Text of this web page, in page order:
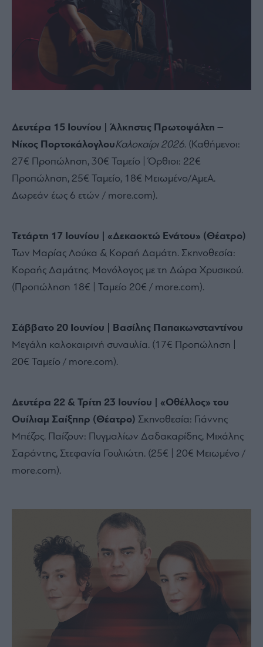
Δευτέρα 15 Ιουνίου | Άλκηστις Πρωτοψάλτη –
Νίκος ΠορτοκάλογλουΚαλοκαίρι 2026. (Καθήμενοι:
27€ Προπώληση, 30€ Ταμείο | Όρθιοι: 22€
Προπώληση, 25€ Ταμείο, 18€ Μειωμένο/ΑμεΑ.
Δωρεάν έως 6 ετών / more.com).
Τετάρτη 17 Ιουνίου | «Δεκαοκτώ Ενάτου» (Θέατρο)
Των Μαρίας Λούκα & Κοραή Δαμάτη. Σκηνοθεσία:
Κοραής Δαμάτης. Μονόλογος με τη Δώρα Χρυσικού.
(Προπώληση 18€ | Ταμείο 20€ / more.com).
Σάββατο 20 Ιουνίου | Βασίλης Παπακωνσταντίνου
Μεγάλη καλοκαιρινή συναυλία. (17€ Προπώληση |
20€ Ταμείο / more.com).
Δευτέρα 22 & Τρίτη 23 Ιουνίου | «Οθέλλος» του
Ουίλιαμ Σαίξπηρ (Θέατρο) Σκηνοθεσία: Γιάννης
Μπέζος. Παίζουν: Πυγμαλίων Δαδακαρίδης, Μιχάλης
Σαράντης, Στεφανία Γουλιώτη. (25€ | 20€ Μειωμένο /
more.com).